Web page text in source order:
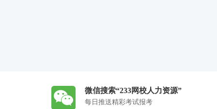
微信搜索“233网校人力资源”
每日推送精彩考试报考